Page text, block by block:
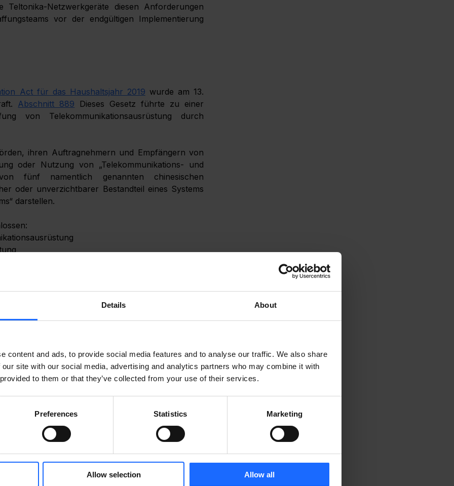
Details About
content and ads, to provide social media features and to analyse our traffic. We also share
site with our social media, advertising and analytics partners who may combine it with
to them or that they’ve collected from your use of their services.
Preferences Statistics Marketing
Allow selection Allow all
Netzwerkgeräte diesen Anforderungen
vor der endgültigen Implementierung
Act für das Haushaltsjahr 2019 wurde am 13.
Abschnitt 889
Dieses Gesetz führte zu einer
von Telekommunikationsausrüstung durch
ihren Auftragnehmern und Empfängern von
oder Nutzung von „Telekommunikations- und
fünf namentlich genannten chinesischen
oder unverzichtbarer Bestandteil eines Systems
darstellen.
und Telekommunikation
– Videoüberwachung und Telekommunikation
und Telekommunikation
verbietet es Behörden, Ausrüstung direkt
weitet dieses Verbot auf Auftragnehmer und
bedeutet, dass auch private Organisationen, die
Es handelt sich um eine gesetzliche
Vertrags, zum Ausschluss von der öffentlichen
von Bundesmitteln führen.
das regelt, wo Produkte, die an die
dürfen. Produkte, die im Rahmen der Verträge
anderen Bundesverträge beschafft werden,